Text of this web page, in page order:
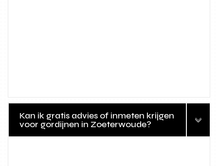
Kan ik gratis advies of inmeten krijgen
voor gordijnen in Zoeterwoude?